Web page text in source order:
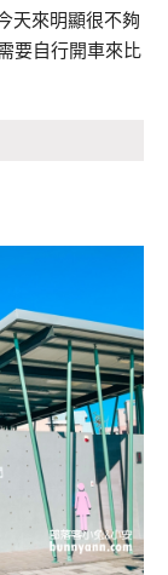
天來明顯很不夠
要自行開車來比